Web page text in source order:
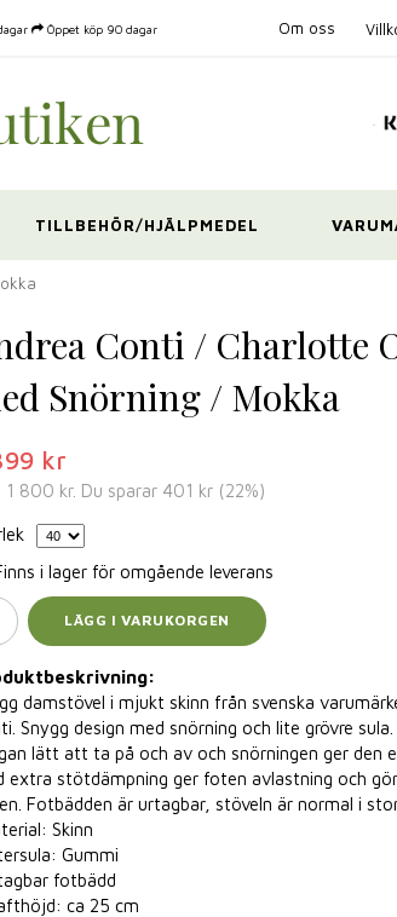
Öppet köp 90 dagar Om oss
TILLBEHÖR/HJÄLPMEDEL
Conti / Charlotte
Snörning / Mokka
kr
1 800 kr. Du sparar 401 kr (22%)
i lager för omgående leverans
LÄGG I VARUKORGEN
damstövel i mjukt skinn från svenska
Snygg design med snörning och lite grövre
lätt att ta på och av och snörningen ger den
extra stötdämpning ger foten avlastning och
Fotbädden är urtagbar, stöveln är normal i
Skinn
Gummi
fotbädd
ca 25 cm